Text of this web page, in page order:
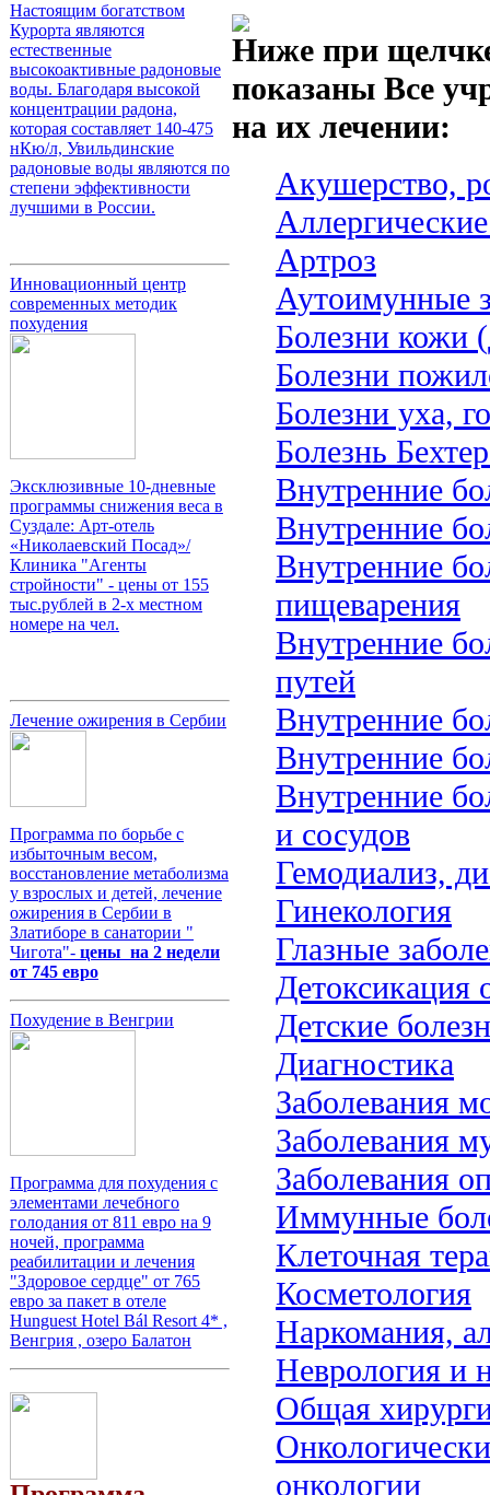
Настоящим богатством
Курорта являются
естественные
высокоактивные радоновые
воды. Благодаря высокой
концентрации радона,
которая составляет 140-475
нКю/л, Увильдинские
радоновые воды являются по
степени эффективности
лучшими в России.
Инновационный центр
современных методик
похудения
Эксклюзивные 10-дневные
программы снижения веса в
Суздале: Арт-отель
«Николаевский Посад»/
Клиника "Агенты
стройности" - цены от 155
тыс.рублей в 2-х местном
номере на чел.
Лечение ожирения в Сербии
Программа по борьбе с
избыточным весом,
восстановление метаболизма
у взрослых и детей, лечение
ожирения в Сербии в
Златиборе в санатории "
Чигота"- цены на 2 недели
от 745 евро
Похудение в Венгрии
Программа для похудения с
элементами лечебного
голодания от 811 евро на 9
ночей, программа
реабилитации и лечения
"Здоровое сердце" от 765
евро за пакет в отеле
Hunguest Hotel Bál Resort 4* ,
Венгрия , озеро Балатон
Ниже при
показаны Все
на их лечении:
Акушерство,
Артроз
Аутоимунные
Болезни кожи
Болезни
Болезни уха,
Болезнь
Внутренние
Внутренние
Внутренние
пищеварения
Внутренние
путей
Внутренние
Внутренние
Внутренние
и сосудов
Гемодиализ,
Гинекология
Глазные
Детоксикация
Детские
Диагностика
Заболевания
Заболевания
Заболевания
Иммунные
Клеточная
Косметология
Наркомания,
Неврология и
Общая
онкологии